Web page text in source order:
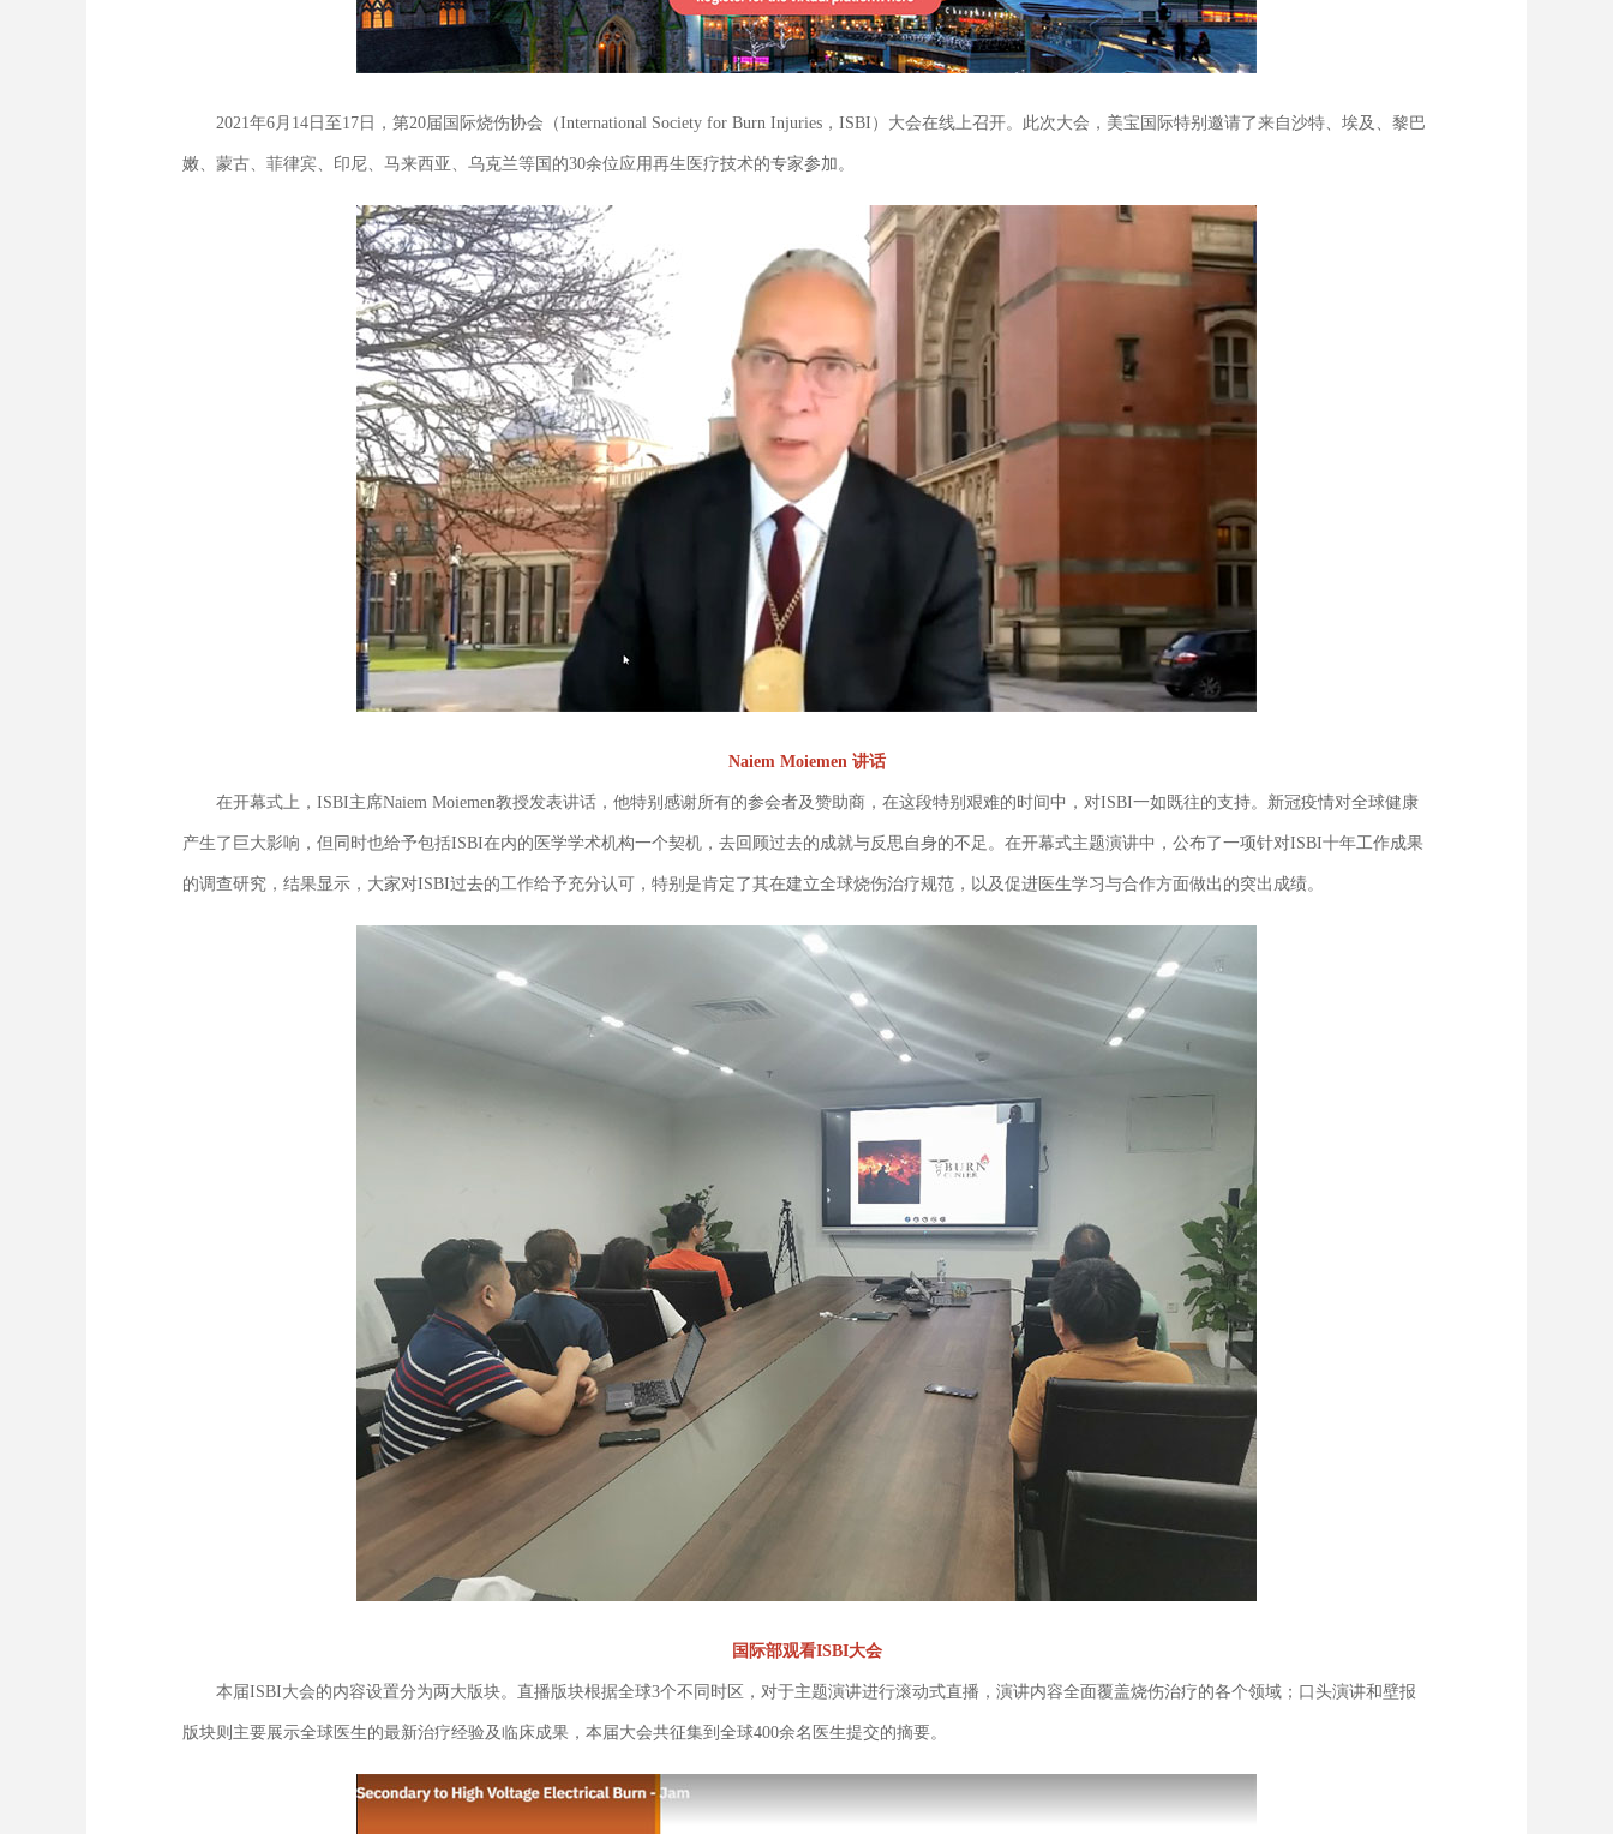
2021年6月14日至17日，第20届国际烧伤协会（International Society for Burn Injuries，ISBI）大会在线上召开。此次大会，美宝国际特别邀请了来自沙特、埃及、黎巴
嫩、蒙古、菲律宾、印尼、马来西亚、乌克兰等国的30余位应用再生医疗技术的专家参加。
Naiem Moiemen 讲话
在开幕式上，ISBI主席Naiem Moiemen教授发表讲话，他特别感谢所有的参会者及赞助商，在这段特别艰难的时间中，对ISBI一如既往的支持。新冠疫情对全球健康
产生了巨大影响，但同时也给予包括ISBI在内的医学学术机构一个契机，去回顾过去的成就与反思自身的不足。在开幕式主题演讲中，公布了一项针对ISBI十年工作成果
的调查研究，结果显示，大家对ISBI过去的工作给予充分认可，特别是肯定了其在建立全球烧伤治疗规范，以及促进医生学习与合作方面做出的突出成绩。
国际部观看ISBI大会
本届ISBI大会的内容设置分为两大版块。直播版块根据全球3个不同时区，对于主题演讲进行滚动式直播，演讲内容全面覆盖烧伤治疗的各个领域；口头演讲和壁报
版块则主要展示全球医生的最新治疗经验及临床成果，本届大会共征集到全球400余名医生提交的摘要。